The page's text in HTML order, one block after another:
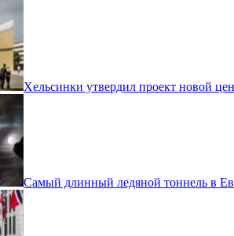
Хельсинки утвердил проект новой
Самый длинный ледяной тоннель в